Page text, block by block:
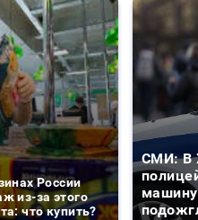
России
из-за этого
что купить?
СМИ: В